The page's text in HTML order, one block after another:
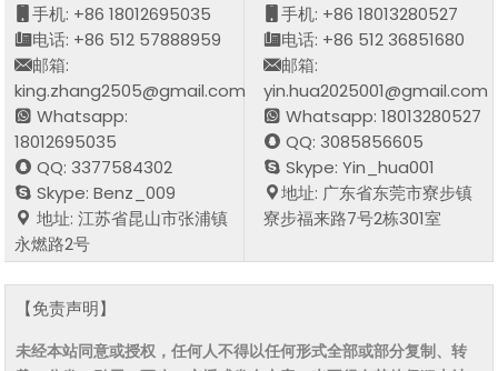
手机: +86 18012695035
电话: +86 512 57888959
邮箱:
king.zhang2505@gmail.com
Whatsapp:
18012695035
QQ: 3377584302
Skype: Benz_009
地址: 江苏省昆山市张浦镇
永燃路2号
手机: +86 18013280527
电话: +86 512 36851680
邮箱:
yin.hua2025001@gmail.com
Whatsapp: 18013280527
QQ: 3085856605
Skype: Yin_hua001
地址: 广东省东莞市寮步镇
寮步福来路7号2栋301室
【免责声明】
未经本站同意或授权，任何人不得以任何形式全部或部分复制、转